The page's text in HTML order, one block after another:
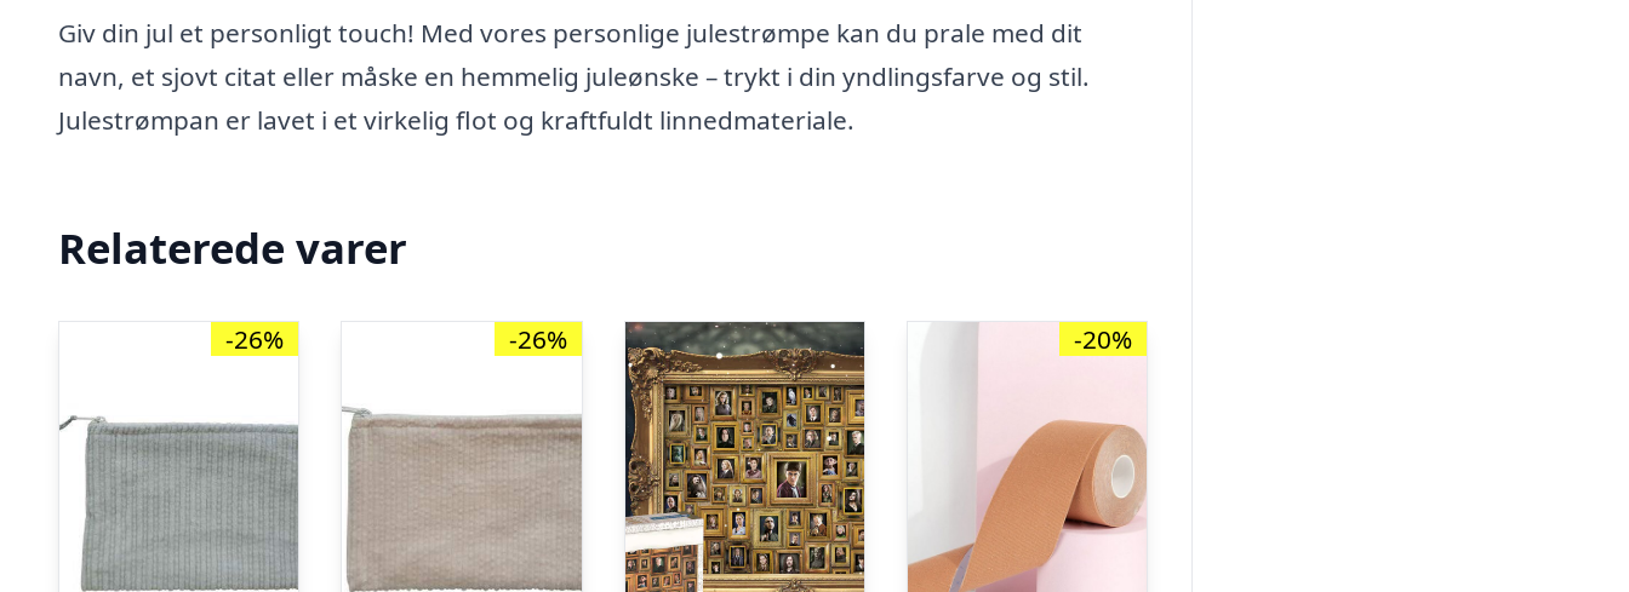
Giv din jul et personligt touch! Med vores personlige julestrømpe kan du prale med dit
navn, et sjovt citat eller måske en hemmelig juleønske – trykt i din yndlingsfarve og stil.
Julestrømpan er lavet i et virkelig flot og kraftfuldt linnedmateriale.
Relaterede varer
-26% -26% -20%